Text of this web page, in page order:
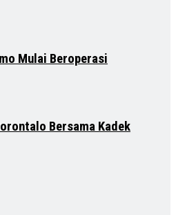
Mulai Beroperasi
Bersama Kadek